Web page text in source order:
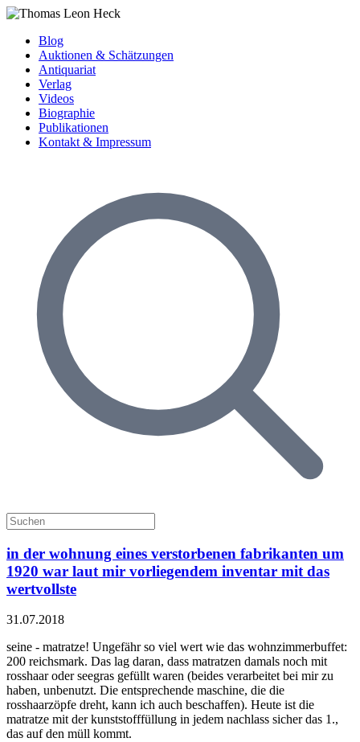
Blog
Auktionen & Schätzungen
Antiquariat
Verlag
Videos
Biographie
Publikationen
Kontakt & Impressum
in der wohnung eines verstorbenen fabrikanten um
1920 war laut mir vorliegendem inventar mit das
wertvollste
31.07.2018
seine - matratze! Ungefähr so viel wert wie das wohnzimmerbuffet:
200 reichsmark. Das lag daran, dass matratzen damals noch mit
rosshaar oder seegras gefüllt waren (beides verarbeitet bei mir zu
haben, unbenutzt. Die entsprechende maschine, die die
rosshaarzöpfe dreht, kann ich auch beschaffen). Heute ist die
matratze mit der kunststofffüllung in jedem nachlass sicher das 1.,
das auf den müll kommt.